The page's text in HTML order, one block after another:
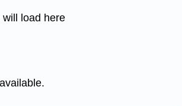
load here